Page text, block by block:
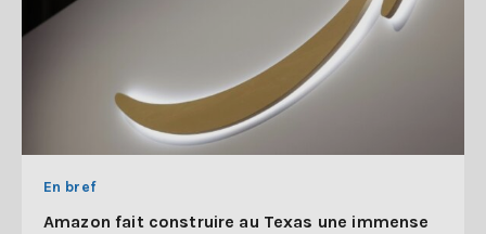
En bref
Amazon fait construire au Texas une immense